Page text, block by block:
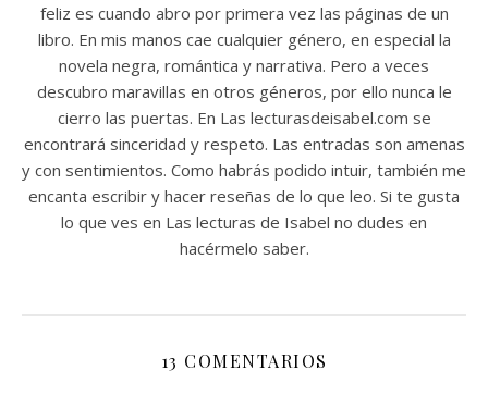
feliz es cuando abro por primera vez las páginas de un
libro. En mis manos cae cualquier género, en especial la
novela negra, romántica y narrativa. Pero a veces
descubro maravillas en otros géneros, por ello nunca le
cierro las puertas. En Las lecturasdeisabel.com se
encontrará sinceridad y respeto. Las entradas son amenas
y con sentimientos. Como habrás podido intuir, también me
encanta escribir y hacer reseñas de lo que leo. Si te gusta
lo que ves en Las lecturas de Isabel no dudes en
hacérmelo saber.
13 COMENTARIOS